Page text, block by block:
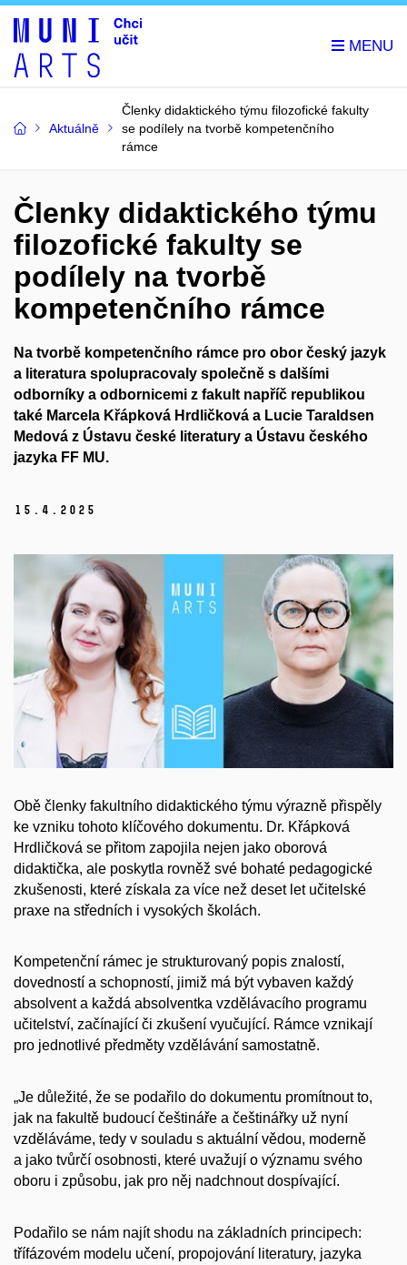
Aktuálně
Členky didaktického týmu filozofické fakulty
se podílely na tvorbě kompetenčního
rámce
Členky didaktického týmu
filozofické fakulty se
podílely na tvorbě
kompetenčního rámce
Na tvorbě kompetenčního rámce pro obor český jazyk
a literatura spolupracovaly společně s dalšími
odborníky a odbornicemi z fakult napříč republikou
také Marcela Křápková Hrdličková a Lucie Taraldsen
Medová z Ústavu české literatury a Ústavu českého
jazyka FF MU.
15. 4. 2025
Obě členky fakultního didaktického týmu výrazně přispěly
ke vzniku tohoto klíčového dokumentu. Dr. Křápková
Hrdličková se přitom zapojila nejen jako oborová
didaktička, ale poskytla rovněž své bohaté pedagogické
zkušenosti, které získala za více než deset let učitelské
praxe na středních i vysokých školách.
Kompetenční rámec je strukturovaný popis znalostí,
dovedností a schopností, jimiž má být vybaven každý
absolvent a každá absolventka vzdělávacího programu
učitelství, začínající či zkušení vyučující. Rámce vznikají
pro jednotlivé předměty vzdělávání samostatně.
„Je důležité, že se podařilo do dokumentu promítnout to,
jak na fakultě budoucí češtináře a češtinářky už nyní
vzděláváme, tedy v souladu s aktuální vědou, moderně
a jako tvůrčí osobnosti, které uvažují o významu svého
oboru i způsobu, jak pro něj nadchnout dospívající.
Podařilo se nám najít shodu na základních principech:
třífázovém modelu učení, propojování literatury, jazyka